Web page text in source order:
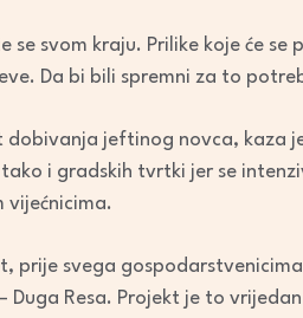
se svom kraju. Prilike koje će
Da bi bili spremni za to
jeftinog novca, kaza
i gradskih tvrtki jer se
vijećnicima.
prije svega
Resa. Projekt je to